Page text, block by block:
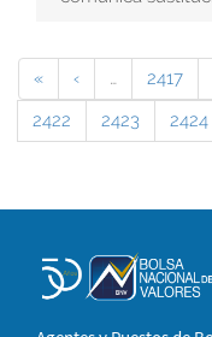
« ‹ … 2417
2422
2423 2424